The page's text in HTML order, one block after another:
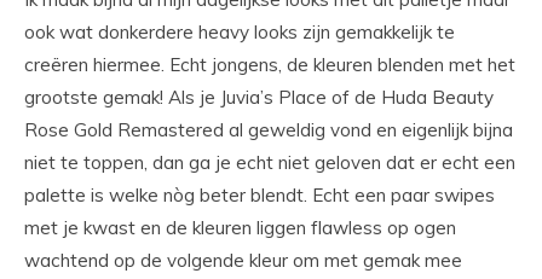
ook wat donkerdere heavy looks zijn gemakkelijk te
creëren hiermee. Echt jongens, de kleuren blenden met het
grootste gemak! Als je Juvia’s Place of de Huda Beauty
Rose Gold Remastered al geweldig vond en eigenlijk bijna
niet te toppen, dan ga je echt niet geloven dat er echt een
palette is welke nòg beter blendt. Echt een paar swipes
met je kwast en de kleuren liggen flawless op ogen
wachtend op de volgende kleur om met gemak mee